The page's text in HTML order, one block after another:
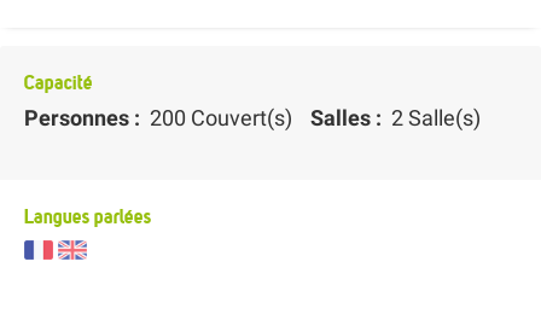
Capacité
Personnes : 200 Couvert(s) Salles : 2 Salle(s)
Langues parlées